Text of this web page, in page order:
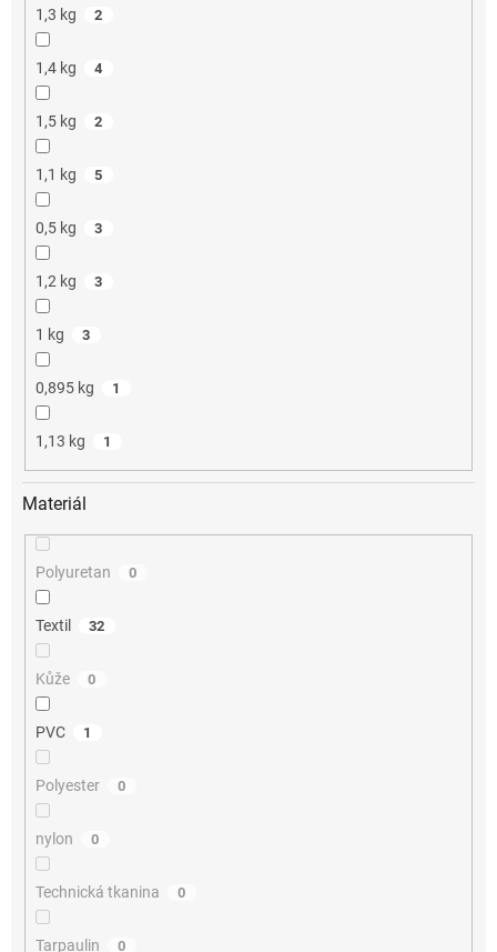
1,3 kg 2
1,4 kg 4
1,5 kg 2
1,1 kg 5
0,5 kg 3
1,2 kg 3
1 kg 3
0,895 kg 1
1,13 kg 1
Materiál
Polyuretan 0
Textil 32
Kůže 0
PVC 1
Polyester 0
nylon 0
Technická tkanina 0
Tarpaulin 0